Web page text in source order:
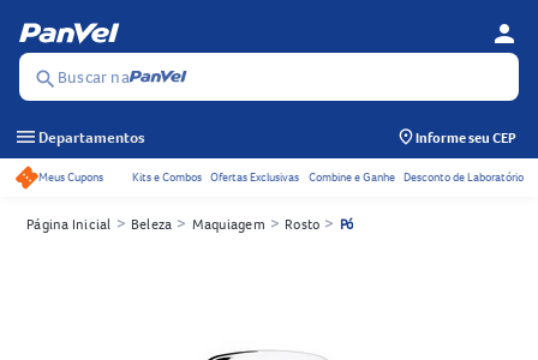
search Buscar na
person
menu Departamentos Informe seu CEP
Acessos rápidos do cabeçalho
Meus Cupons Kits e Combos Ofertas Exclusivas Combine e Ganhe Desconto de Laboratório
Página Inicial > Beleza > Maquiagem > Rosto > Pó